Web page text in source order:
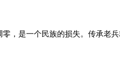
，是一个民族的损失。传承老